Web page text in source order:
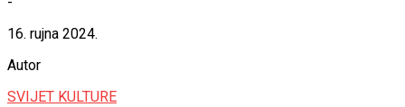
16. rujna 2024.
Autor
SVIJET KULTURE